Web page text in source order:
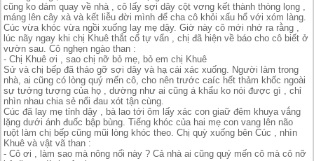
cũng ko dám quay về nhà , cô lấy sợi dây cột vơng kết thành thòng lọng ,
máng lên cây xà và kết liễu đời mình để cha cô khỏi xấu hổ với xóm làng.
Cúc vừa khóc vừa ngồi xuống lay mẹ dậy. Giờ này cô mới nhớ ra rằng ,
lúc nãy ngay khi chị Khuê thắt cổ tự vẩn , chị đã hiện về báo cho cô biết ở
vườn sau. Cô nghẹn ngào than :
- Chị Khuê ơi , sao chị nỡ bỏ mẹ, bỏ em chị Khuê
Sử và chị bếp đã tháo gỡ sợi dây và hạ cái xác xuống. Người làm trong
nhà, ai cũng có lòng quý mến cô, cho nên trước caíc hết thảm khốc ngoài
sự tưởng tượng của họ , dường như ai cũng á khẩu ko nói được gì , chỉ
nhìn nhau chia sẻ nổi đau xót tận cùng.
Cúc đã lay mẹ tỉnh dậy , bà lao tới ôm lấy xác con giaữ đêm khuya vắng
lặng dưới ánh đuốc bập bùng. Tiếng khóc của hai mẹ con vang lên não
ruột làm chị bếp cũng mũi lòng khóc theo. Chị quỳ xuống bên Cúc , nhìn
Khuê và vật vã than :
- Cô ơi , làm sao mà nông nổi này ? Cả nhà ai cũng quý mến cô mà cô nỡ